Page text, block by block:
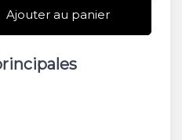
Ajouter au panier